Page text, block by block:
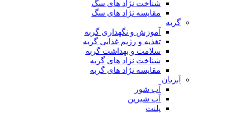
شناخت نژاد های سگ
مقایسه نژاد های سگ
گربه
آموزش و نگهداری گربه
تغذیه و رژیم غذایی گربه
سلامت و بهداشت گربه
شناخت نژاد های گربه
مقایسه نژاد های گربه
آبزیان
آب شور
آب شیرین
پلنت